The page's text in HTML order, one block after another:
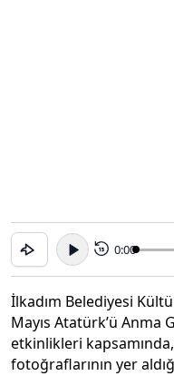
15 0:00
İlkadım Belediyesi
Mayıs Atatürk’ü Anma
etkinlikleri
fotoğraflarının yer